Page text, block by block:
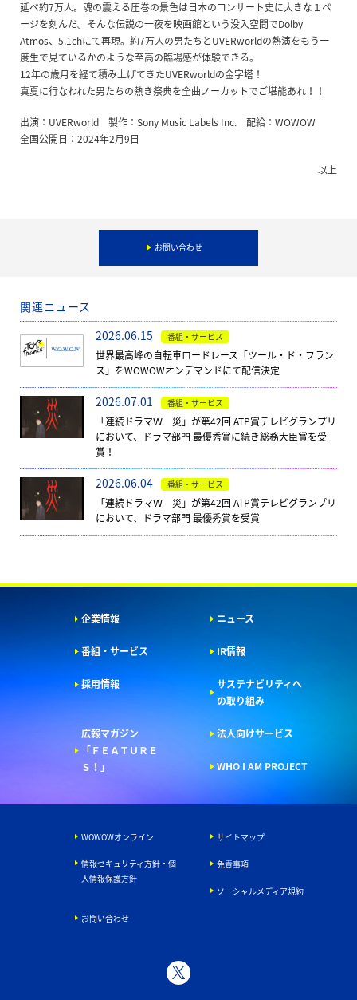
延べ約7万人。魂の震える圧巻の景色は日本のコンサート史に大きな１ペ
ージを刻んだ。そんな伝説の一夜を映画館という没入空間でDolby
Atmos、5.1chにて再現。約7万人の男たちとUVERworldの熱演をもう一
度生で見ているかのような至高の臨場感が体験できる。
12年の歳月を経て積み上げてきたUVERworldの金字塔！
真夏に行なわれた男たちの熱き祭典を全曲ノーカットでご堪能あれ！！
出演：UVERworld 製作：Sony Music Labels Inc. 配給：WOWOW
全国公開日：2024年2月9日
以上
お問い合わせ
関連ニュース
2026.06.15
番組・サービス
世界最高峰の自転車ロードレース「ツール・ド・フラン
ス」をWOWOWオンデマンドにて配信決定
2026.07.01 番組・サービス
「連続ドラマＷ 災」が第42回 ATP賞テレビグランプリ
において、ドラマ部門 最優秀賞に続き総務大臣賞を受
賞！
2026.06.04 番組・サービス
「連続ドラマＷ 災」が第42回 ATP賞テレビグランプリ
において、ドラマ部門 最優秀賞を受賞
企業情報 ニュース
番組・サービス IR情報
採用情報
サステナビリティへ
の取り組み
広報マガジン
「ＦＥＡＴＵＲＥ
Ｓ！」
法人向けサービス
WHO I AM PROJECT
WOWOWオンライン サイトマップ
情報セキュリティ方針・個
人情報保護方針
免責事項
ソーシャルメディア規約
お問い合わせ